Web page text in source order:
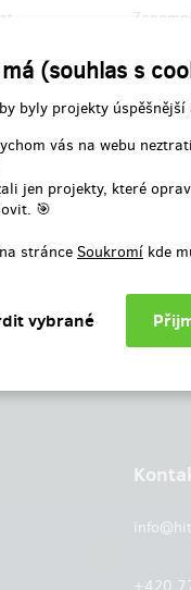
(souhlas s
byly projekty
vás na webu
jen projekty, které
🎯
stránce Soukromí kde